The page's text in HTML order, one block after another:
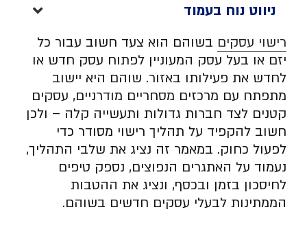
ניווט נוח בעמוד
רישוי עסקים בשוהם הוא צעד חשוב עבור כל
יזם או בעל עסק המעוניין לפתוח עסק חדש או
לחדש את פעילותו באזור. שוהם היא יישוב
מתפתח עם מרכזים מסחריים מודרניים, עסקים
קטנים לצד חברות גדולות ותעשייה קלה – ולכן
חשוב להקפיד על תהליך רישוי מסודר כדי
לפעול כחוק. במאמר זה נציג את שלבי התהליך,
נעמוד על האתגרים הנפוצים, נספק טיפים
לחיסכון בזמן ובכסף, ונציג את ההטבות
הממתינות לבעלי עסקים חדשים בשוהם.